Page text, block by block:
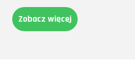
Zobacz więcej